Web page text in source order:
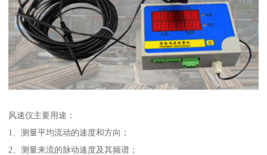
风速仪主要用途：
1、测量平均流动的速度和方向；
2、测量来流的脉动速度及其频谱；